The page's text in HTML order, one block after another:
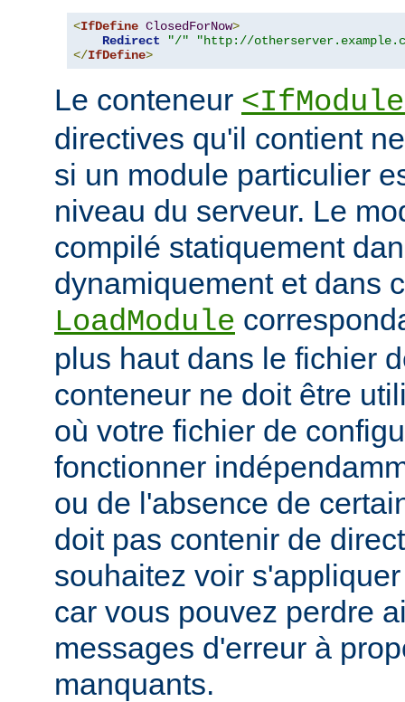
<IfDefine ClosedForNow>
Redirect
"/"
"http://
</IfDefine>
Le conteneur
directives qu'il contient
si un module particulier
niveau du serveur. Le
compilé statiquement
dynamiquement et dans
LoadModule
plus haut dans le fichier
conteneur ne doit être
où votre fichier de
fonctionner
ou de l'absence de
doit pas contenir de
souhaitez voir
car vous pouvez perdre
messages d'erreur à
manquants.